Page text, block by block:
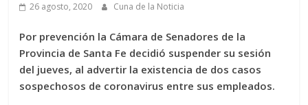
26 agosto, 2020 Cuna de la Noticia
Por prevención la Cámara de Senadores de la
Provincia de Santa Fe decidió suspender su sesión
del jueves, al advertir la existencia de dos casos
sospechosos de coronavirus entre sus empleados.